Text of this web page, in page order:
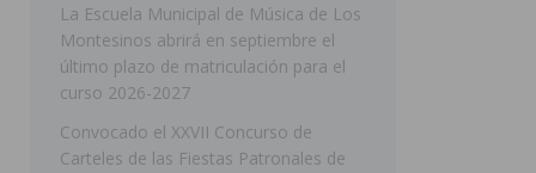
[ 06/08/2026 ] El PSOE denuncia una nueva prórroga
[ 06/08/2026 ]
La Diputación destina dos millones
ellos varios de la Vega Baja
[ 06/08/2026 ] Vegavacaciones 2026 amplía su
La Escuela Municipal de Música de Los
Montesinos abrirá en septiembre el
último plazo de matriculación para el
curso 2026-2027
Convocado el XXVII Concurso de
Carteles de las Fiestas Patronales de